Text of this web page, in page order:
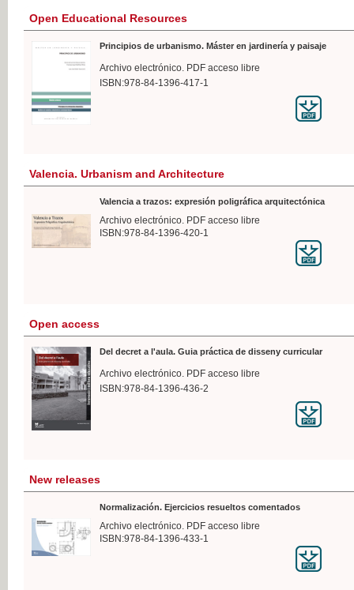
Open Educational Resources
Principios de urbanismo. Máster en jardinería y paisaje
Archivo electrónico. PDF acceso libre
ISBN:978-84-1396-417-1
Valencia. Urbanism and Architecture
Valencia a trazos: expresión poligráfica arquitectónica
Archivo electrónico. PDF acceso libre
ISBN:978-84-1396-420-1
Open access
Del decret a l'aula. Guia práctica de disseny curricular
Archivo electrónico. PDF acceso libre
ISBN:978-84-1396-436-2
New releases
Normalización. Ejercicios resueltos comentados
Archivo electrónico. PDF acceso libre
ISBN:978-84-1396-433-1